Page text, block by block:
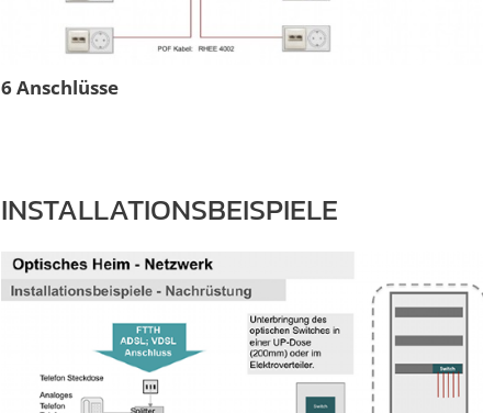
6 Anschlüsse
INSTALLATIONSBEISPIELE